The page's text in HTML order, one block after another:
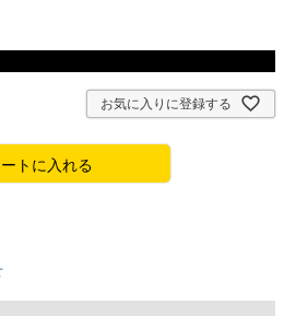
お気に入りに登録する
トに入れる